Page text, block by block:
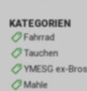
KATEGORIEN
Fahrrad
Tauchen
YMESG ex-
Mahle